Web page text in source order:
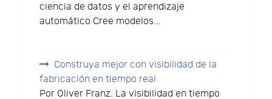
ciencia de datos y el aprendizaje
automático Cree modelos...
Construya mejor con visibilidad de la
fabricación en tiempo real
Por Oliver Franz. La visibilidad en tiempo